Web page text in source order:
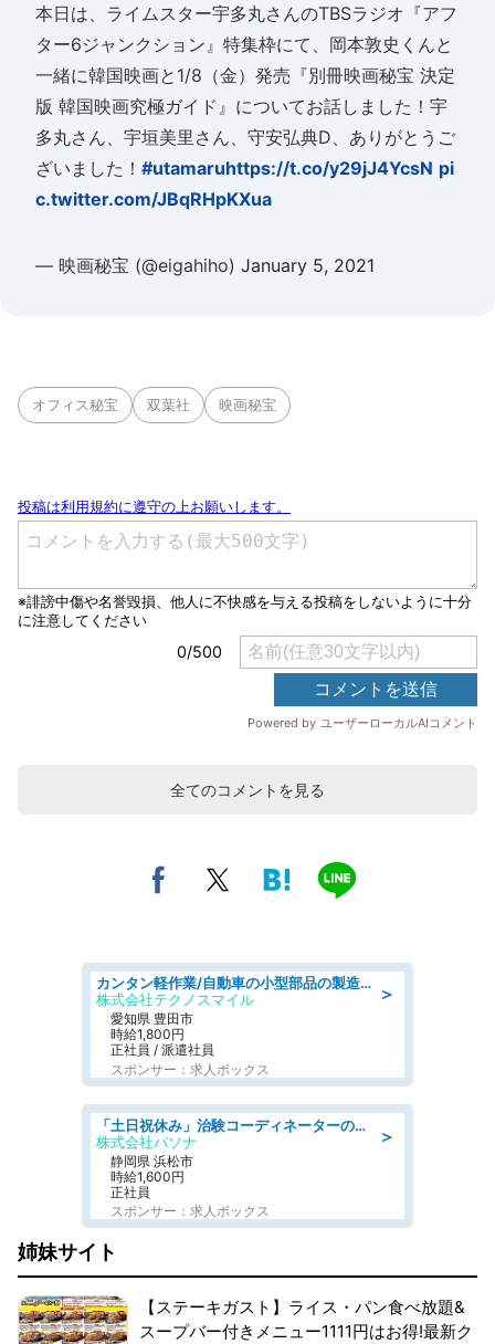
本日は、ライムスター宇多丸さんのTBSラジオ『アフ
ター6ジャンクション』特集枠にて、岡本敦史くんと
一緒に韓国映画と1/8（金）発売『別冊映画秘宝 決定
版 韓国映画究極ガイド』についてお話しました！宇
多丸さん、宇垣美里さん、守安弘典D、ありがとうご
ざいました！ #utamaruhttps://t.co/y29jJ4YcsN pi
c.twitter.com/JBqRHpKXua
— 映画秘宝 (@eigahiho) January 5, 2021
オフィス秘宝 双葉社 映画秘宝
全てのコメントを見る
＞
カンタン軽作業/自動車の小型部品の製造オペレーター denso aichi
株式会社テクノスマイル
愛知県 豊田市
時給1,800円
正社員 / 派遣社員
スポンサー：求人ボックス
＞
「土日祝休み」治験コーディネーターのお仕事/未経験OK
株式会社パソナ
静岡県 浜松市
時給1,600円
正社員
スポンサー：求人ボックス
姉妹サイト
【ステーキガスト】ライス・パン食べ放題&
スープバー付きメニュー1111円はお得!最新ク